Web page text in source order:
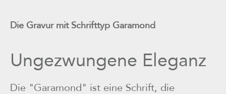
Die Gravur mit Schrifttyp Garamond
Ungezwungene Eleganz
Die "Garamond" ist eine Schrift, die